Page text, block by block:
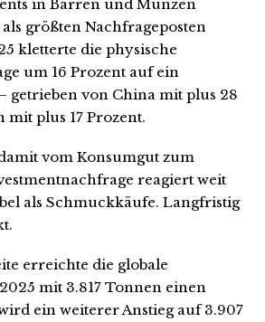
in Barren und Münzen
größten Nachfrageposten
kletterte die physische
um 16 Prozent auf ein
von China mit plus 28
plus 17 Prozent.
vom Konsumgut zum
reagiert weit
als Schmuckkäufe. Langfristig
erreichte die globale
mit 3.817 Tonnen einen
ein weiterer Anstieg auf 3.907